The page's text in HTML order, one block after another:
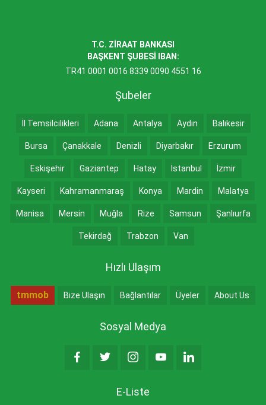
T.C. ZİRAAT BANKASI
BAŞKENT ŞUBESİ IBAN:
TR41 0001 0016 8339 0090 4551 16
Şubeler
İl Temsilcilikleri Adana Antalya Aydın Balıkesir
Bursa Çanakkale Denizli Diyarbakır Erzurum
Eskişehir Gaziantep Hatay İstanbul İzmir
Kayseri Kahramanmaraş Konya Mardin Malatya
Manisa Mersin Muğla Rize Samsun Şanlıurfa
Tekirdağ Trabzon Van
Hızlı Ulaşım
tmmob Bize Ulaşın Bağlantılar Üyeler About Us
Sosyal Medya
E-Liste